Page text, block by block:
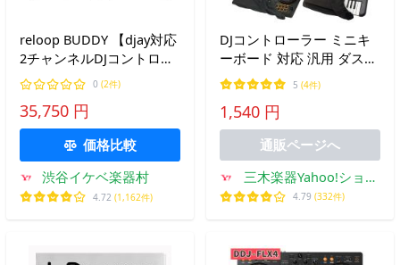
reloop BUDDY 【djay対応
2チャンネルDJコントロー
ラー】(リループ)
0 (2件)
35,750 円
価格比較
渋谷イケベ楽器村
4.72 (1,162件)
DJコントローラー ミニキ
ーボード 対応 汎用 ダスト
カバー ホコリよけ 伸縮【
DDJ-FLX4 DDJ-FLX2 DDJ-
REV1 DDJ-400 対応】※ポ
スト投函・日時指定不可
5 (4件)
1,540 円
通販ページへ
三木楽器Yahoo!ショッ
プ
4.79 (332件)